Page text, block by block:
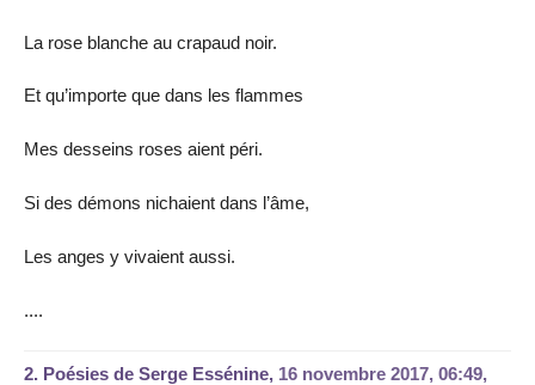
La rose blanche au crapaud noir.
Et qu’importe que dans les flammes
Mes desseins roses aient péri.
Si des démons nichaient dans l’âme,
Les anges y vivaient aussi.
....
2. Poésies de Serge Essénine, 16 novembre 2017, 06:49,